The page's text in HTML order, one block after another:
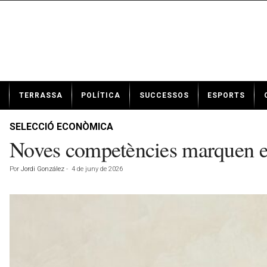
t
TERRASSA POLÍTICA SUCCESSOS ESPORTS
SELECCIÓ ECONÒMICA
Noves competències
Por Jordi González - 4 de juny de 2026